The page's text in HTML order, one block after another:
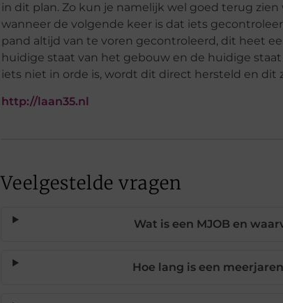
in dit plan. Zo kun je namelijk wel goed terug
wanneer de volgende keer is dat iets
pand altijd van te voren gecontroleerd, dit heet
huidige staat van het gebouw en de huidige
iets niet in orde is, wordt dit direct hersteld en
http://laan35.nl
Veelgestelde vragen
Wat is een MJOB en
Hoe lang is een